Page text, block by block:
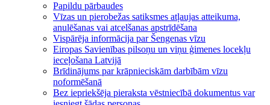
Papildu pārbaudes
Vīzas un pierobežas satiksmes atļaujas atteikuma,
anulēšanas vai atcelšanas apstrīdēšana
Vispārēja informācija par Šengenas vīzu
Eiropas Savienības pilsoņu un viņu ģimenes locekļu
ieceļošana Latvijā
Brīdinājums par krāpnieciskām darbībām vīzu
noformēšanā
Bez iepriekšēja pieraksta vēstniecībā dokumentus var